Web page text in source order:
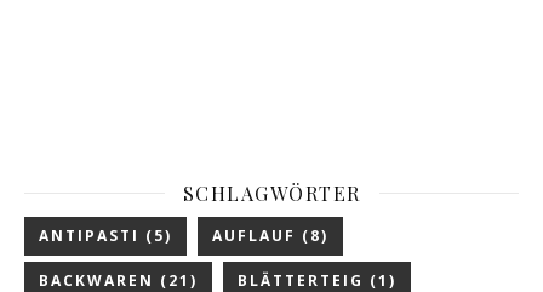
SCHLAGWÖRTER
ANTIPASTI (5) AUFLAUF (8)
BACKWAREN (21) BLÄTTERTEIG (1)